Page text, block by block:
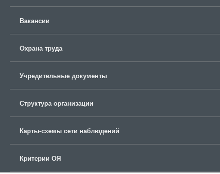
Вакансии
Охрана труда
Учредительные документы
Структура организации
Карты-схемы сети наблюдений
Критерии ОЯ